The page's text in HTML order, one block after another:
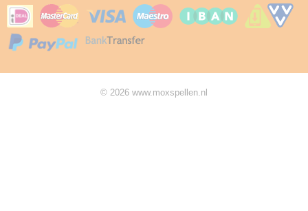
© 2026 www.moxspellen.nl